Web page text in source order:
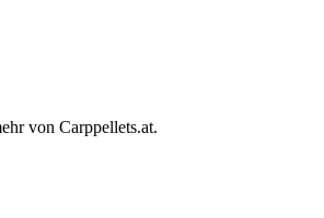
von Carppellets.at.